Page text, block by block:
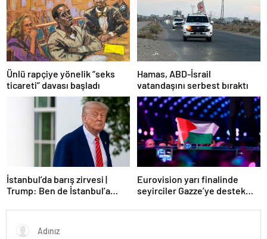
Ünlü rapçiye yönelik “seks
ticareti” davası başladı
Hamas, ABD-İsrail
vatandaşını serbest bıraktı
İstanbul’da barış zirvesi |
Trump: Ben de İstanbul’a
Eurovision yarı finalinde
seyirciler Gazze’ye destek